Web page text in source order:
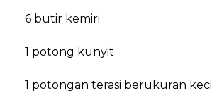
6 butir kemiri
1 potong kunyit
1 potongan terasi berukuran kecil